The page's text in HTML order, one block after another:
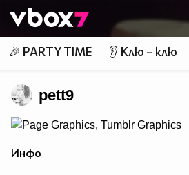
👾
🎉 PARTY TIME 👂 Клю – клю
pett9
Инфо